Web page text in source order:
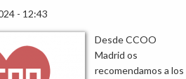
- 12:43
Desde CCOO
Madrid os
recomendamos a los